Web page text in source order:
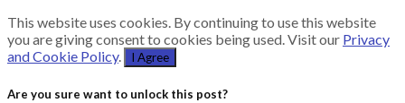
This website uses cookies. By continuing to use this website
you are giving consent to cookies being used. Visit our Privacy
and Cookie Policy. I Agree
Are you sure want to unlock this post?